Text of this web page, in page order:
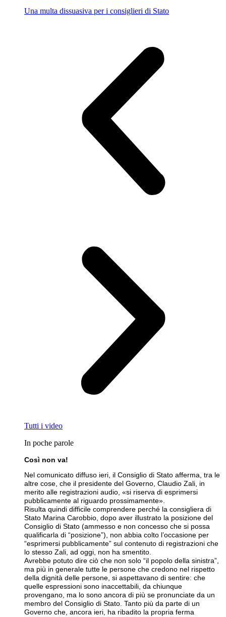
Una multa dissuasiva per i consiglieri di Stato
Tutti i video
In poche parole
Così non va!
Nel comunicato diffuso ieri, il Consiglio di Stato afferma, tra le
altre cose, che il presidente del Governo, Claudio Zali, in
merito alle registrazioni audio, «si riserva di esprimersi
pubblicamente al riguardo prossimamente».
Risulta quindi difficile comprendere perché la consigliera di
Stato Marina Carobbio, dopo aver illustrato la posizione del
Consiglio di Stato (ammesso e non concesso che si possa
qualificarla di “posizione”), non abbia colto l’occasione per
“esprimersi pubblicamente” sul contenuto di registrazioni che
lo stesso Zali, ad oggi, non ha smentito.
Avrebbe potuto dire ciò che non solo “il popolo della sinistra”,
ma più in generale tutte le persone che credono nel rispetto
della dignità delle persone, si aspettavano di sentire: che
quelle espressioni sono inaccettabili, da chiunque
provengano, ma lo sono ancora di più se pronunciate da un
membro del Consiglio di Stato. Tanto più da parte di un
Governo che, ancora ieri, ha ribadito la propria ferma